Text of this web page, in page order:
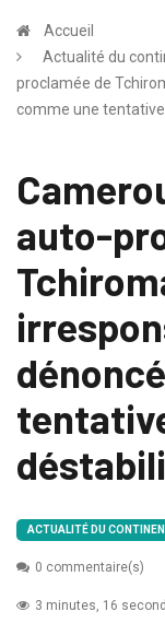
Accueil
Actualité du
proclamée de
comme une
auto-
ACTUALITÉ DU
0 commentaire(s)
3 minutes, 16